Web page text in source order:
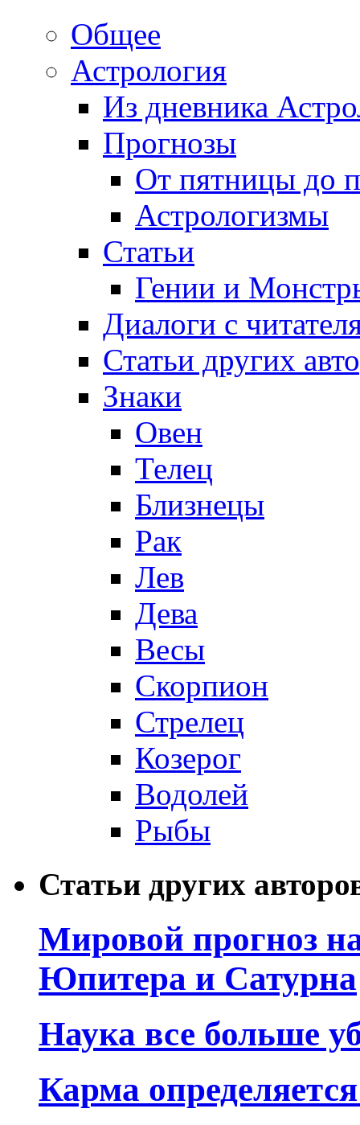
Общее
Астрология
Из дневника
Прогнозы
От пятницы до
Астрологизмы
Статьи
Гении и
Диалоги с
Статьи других
Знаки
Овен
Телец
Близнецы
Рак
Лев
Дева
Весы
Скорпион
Стрелец
Козерог
Водолей
Рыбы
Статьи других
Мировой прогноз
Юпитера и Сатурна
Наука все больше
Карма